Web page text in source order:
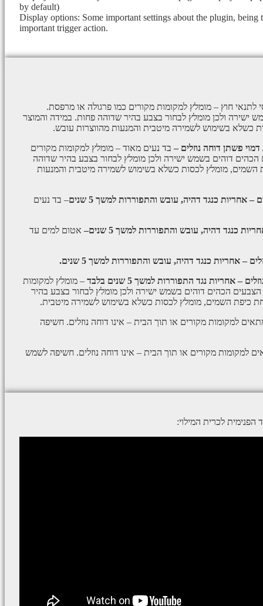
by default)
Display options: Some important settings about the plugin, being
important trigger action.
לתנאי חוץ – מומלץ למקומות מקורים כמו פרגולה או מרפסת.
ישירה ולכן מומלץ לבחור בצבע בהיר שדוהה פחות. במידה והמוצר
כשלא בשימוש לשמירה מיטבית והמנעות מהווצרות עובש.
פשתן דוחה נוזלים – בד נעים מאוד – מומלץ למקומות מקורים
דוהים בשמש ישירה ולכן מומלץ לבחור בצבע בהיר שדוהה
השמים, מומלץ לכסות כשלא בשימוש לשמירה מיטבית והמנעות
– אחריות כנגד דהיה, עובש והתפוררות למשך 5 שנים – בד נעים
כנגד דהיה, עובש והתפוררות למשך 5 שנים– אטום למים עד
אחריות כנגד דהיה, עובש והתפוררות למשך 5 שנים.
אחריות נגד התפוררות למשך 5 שנים בלבד
– מומלץ למקומות
הכהים דוהים בשמש ישירה ולכן מומלץ לבחור בצבע בהיר
כיפת השמים, מומלץ לכסות כשלא בשימוש לשמירה מיטבית.
למקומות מקורים או תוך הבית – אינו דוחה נוזלים. חשיפה
למקומות מקורים או תוך הבית – אינו דוחה נוזלים. חשיפה לשמש
לכרית המילוי: